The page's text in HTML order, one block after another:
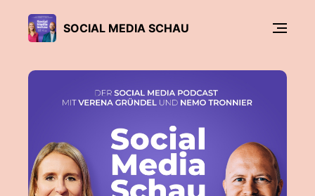
SOCIAL MEDIA SCHAU